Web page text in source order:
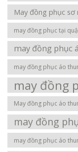
May đồng phục sơ
may đồng phục tại
may đồng phục
may đồng phục áo
may đồng
May đồng phục áo
may đồng
may đồng phục áo